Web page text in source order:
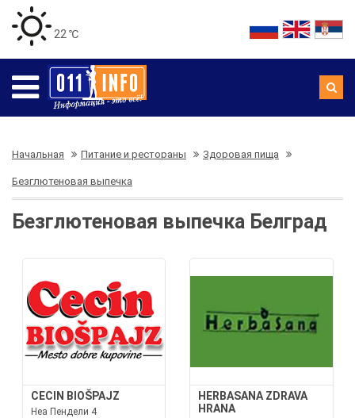
22 ℃
Начальная Питание и рестораны Здоровая пища
Безглютеновая выпечка
Безглютеновая выпечка Белград
CECIN BIOŠPAJZ
Неа Пендели 4
HERBASANA ZDRAVA
HRANA